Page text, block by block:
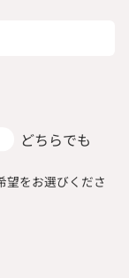
どちらでも
をお選びくださ